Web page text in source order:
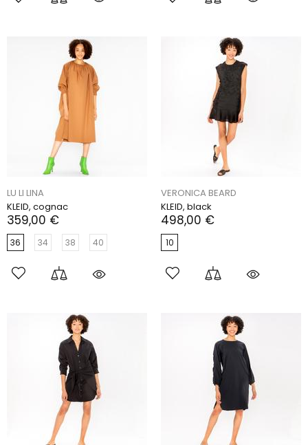
LU LI LINA
KLEID, cognac
359,00 €
36 34 38 40
VERONICA BEARD
KLEID, black
498,00 €
10